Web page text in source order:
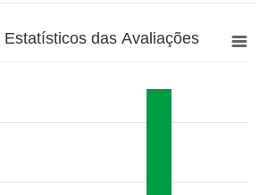
Estatísticos das Avaliações